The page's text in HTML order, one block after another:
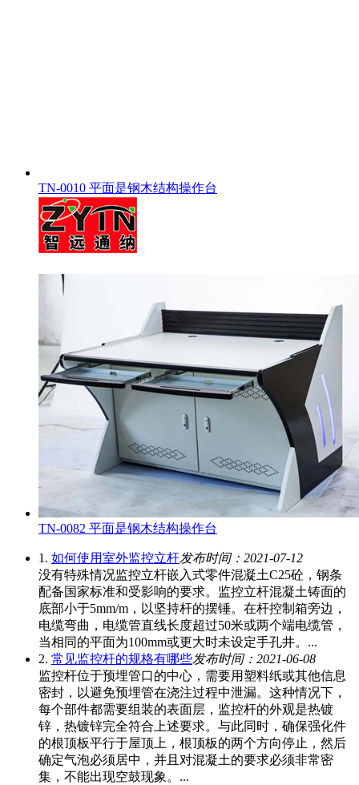
TN-0010 平面是钢木结构操作台
TN-0082 平面是钢木结构操作台
1. 如何使用室外监控立杆发布时间：2021-07-12
没有特殊情况监控立杆嵌入式零件混凝土C25砼，钢条
配备国家标准和受影响的要求。监控立杆混凝土铸面的
底部小于5mm/m，以坚持杆的摆锤。在杆控制箱旁边，
电缆弯曲，电缆管直线长度超过50米或两个端电缆管，
当相同的平面为100mm或更大时未设定手孔井。...
2. 常见监控杆的规格有哪些发布时间：2021-06-08
监控杆位于预埋管口的中心，需要用塑料纸或其他信息
密封，以避免预埋管在浇注过程中泄漏。这种情况下，
每个部件都需要组装的表面层，监控杆的外观是热镀
锌，热镀锌完全符合上述要求。与此同时，确保强化件
的根顶板平行于屋顶上，根顶板的两个方向停止，然后
确定气泡必须居中，并且对混凝土的要求必须非常密
集，不能出现空鼓现象。...